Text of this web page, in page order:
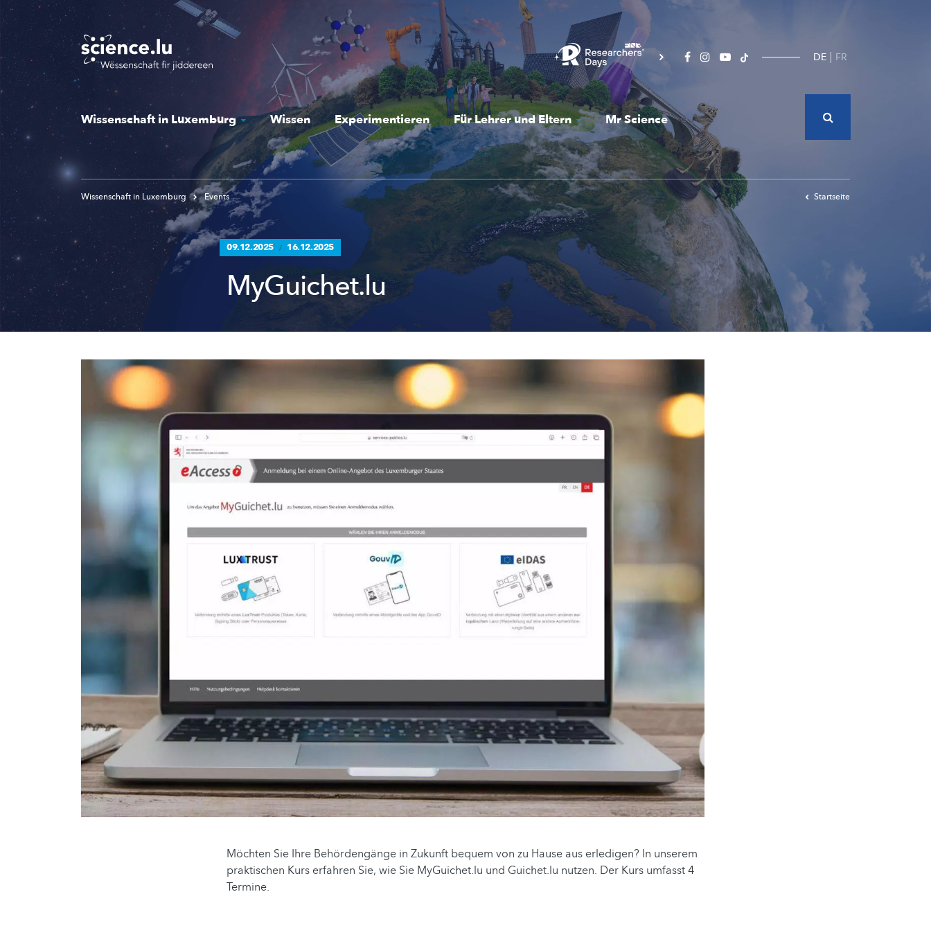
Skip
to
main
content
DE FR
Wissenschaft in Luxemburg Wissen Experimentieren Für Lehrer und Eltern Mr Science
Wissenschaft in Luxemburg Events Startseite
09.12.2025 / 16.12.2025
MyGuichet.lu
Möchten Sie Ihre Behördengänge in Zukunft bequem von zu Hause aus erledigen? In unserem
praktischen Kurs erfahren Sie, wie Sie MyGuichet.lu und Guichet.lu nutzen. Der Kurs umfasst 4
Termine.